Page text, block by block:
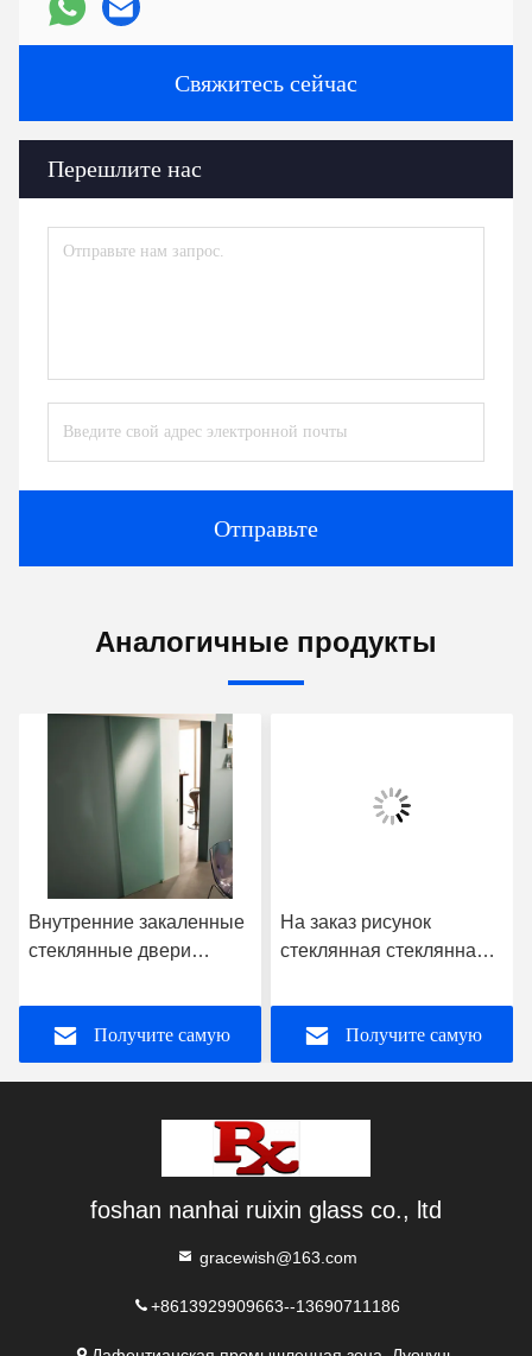
Свяжитесь сейчас
Перешлите нас
Отправьте
Аналогичные продукты
Внутренние закаленные
стеклянные двери
Получите самую
На заказ рисунок
стеклянная стеклянная
стеклянная стеклянная
стеклянная стеклянная
стеклянная стеклянная
стеклянная стеклянная
стекла
Получите самую
foshan nanhai ruixin glass co., ltd
gracewish@163.com
+8613929909663--13690711186